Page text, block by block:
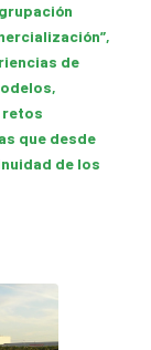
de
que desde
de los